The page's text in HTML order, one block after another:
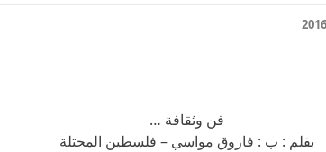
فن وثقافة …
بقلم : ب : فاروق مواسي – فلسطين المحتلة